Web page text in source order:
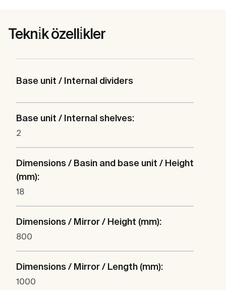
Tekni̇k özelli̇kler
Base unit / Internal dividers
Base unit / Internal shelves:
2
Dimensions / Basin and base unit / Height
(mm):
18
Dimensions / Mirror / Height (mm):
800
Dimensions / Mirror / Length (mm):
1000